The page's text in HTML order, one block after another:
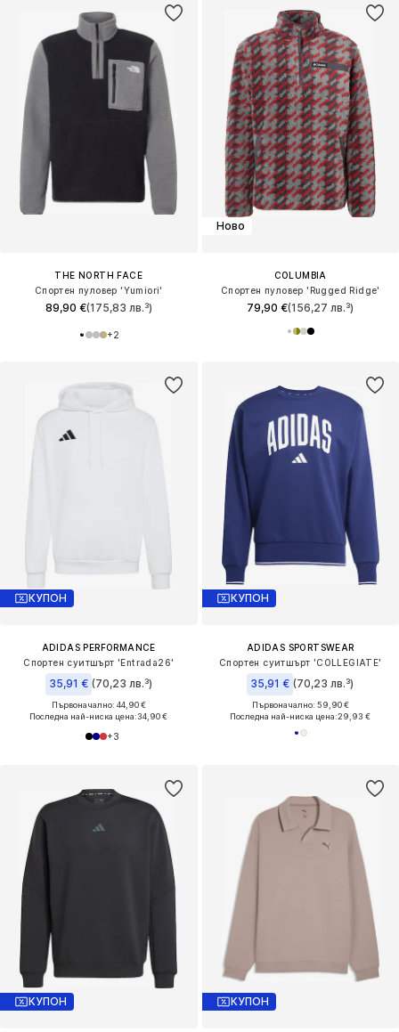
THE NORTH FACE
Спортен пуловер 'Yumiori'
89,90 €(175,83 лв.³)
+2
Ново
COLUMBIA
Спортен пуловер 'Rugged Ridge'
79,90 €(156,27 лв.³)
КУПОН
ADIDAS PERFORMANCE
Спортен суитшърт 'Entrada26'
35,91 € (70,23 лв.³)
Първоначално: 44,90 €
Последна най-ниска цена:34,90 €
+3
КУПОН
ADIDAS SPORTSWEAR
Спортен суитшърт 'COLLEGIATE'
35,91 € (70,23 лв.³)
Първоначално: 59,90 €
Последна най-ниска цена:29,93 €
КУПОН КУПОН